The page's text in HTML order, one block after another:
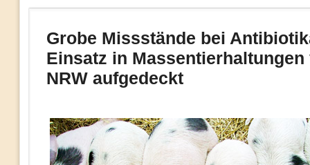
Grobe Missstände bei
Einsatz in Massentierhaltungen
NRW aufgedeckt